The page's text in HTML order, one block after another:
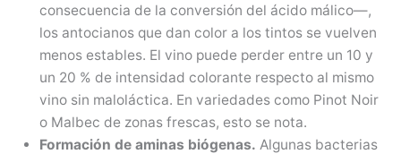
consecuencia de la conversión del ácido málico—,
los antocianos que dan color a los tintos se vuelven
menos estables. El vino puede perder entre un 10 y
un 20 % de intensidad colorante respecto al mismo
vino sin maloláctica. En variedades como Pinot Noir
o Malbec de zonas frescas, esto se nota.
Formación de aminas biógenas. Algunas bacterias